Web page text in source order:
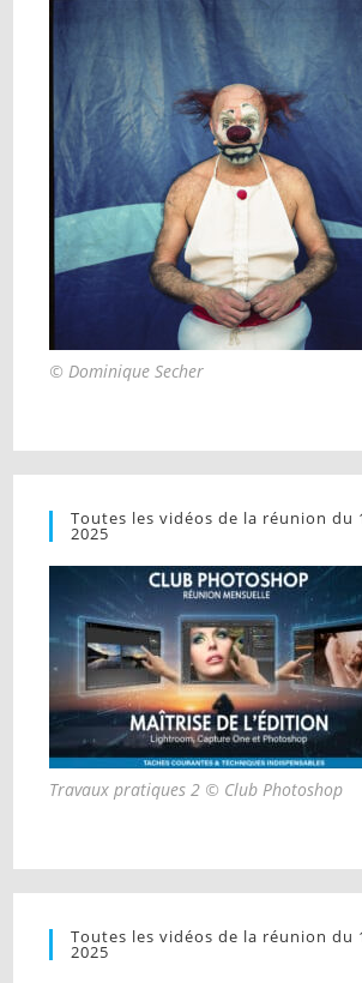
© Dominique Secher
Toutes les vidéos de la réunion du
2025
Travaux pratiques 2 © Club Photoshop
Toutes les vidéos de la réunion du
2025